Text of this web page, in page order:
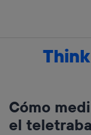
Cómo
el